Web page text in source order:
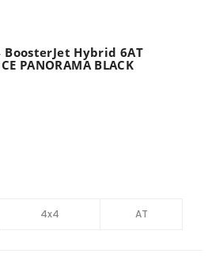
BoosterJet Hybrid 6AT
PANORAMA BLACK
4x4 AT